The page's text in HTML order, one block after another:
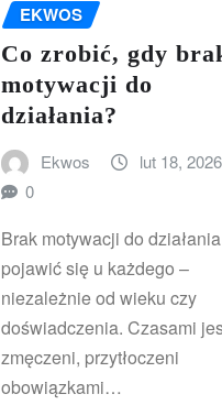
EKWOS
Co zrobić, gdy
motywacji do
działania?
Ekwos
lut 18, 2026
0
Brak motywacji do
pojawić się u każdego –
niezależnie od wieku czy
doświadczenia. Czasami
zmęczeni, przytłoczeni
obowiązkami…